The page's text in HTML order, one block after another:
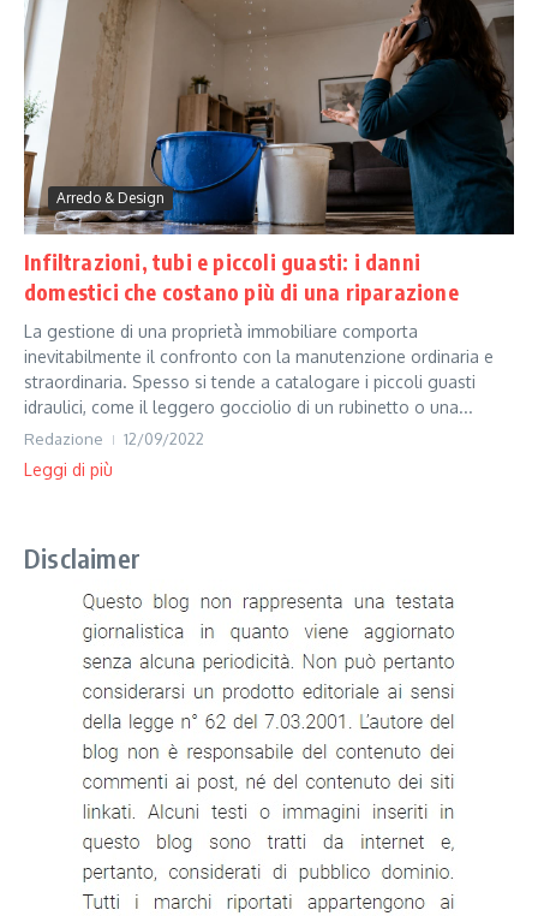
Arredo & Design
Infiltrazioni, tubi e piccoli guasti: i danni
domestici che costano più di una riparazione
La gestione di una proprietà immobiliare comporta
inevitabilmente il confronto con la manutenzione ordinaria e
straordinaria. Spesso si tende a catalogare i piccoli guasti
idraulici, come il leggero gocciolio di un rubinetto o una...
Redazione 12/09/2022
Leggi di più
Disclaimer